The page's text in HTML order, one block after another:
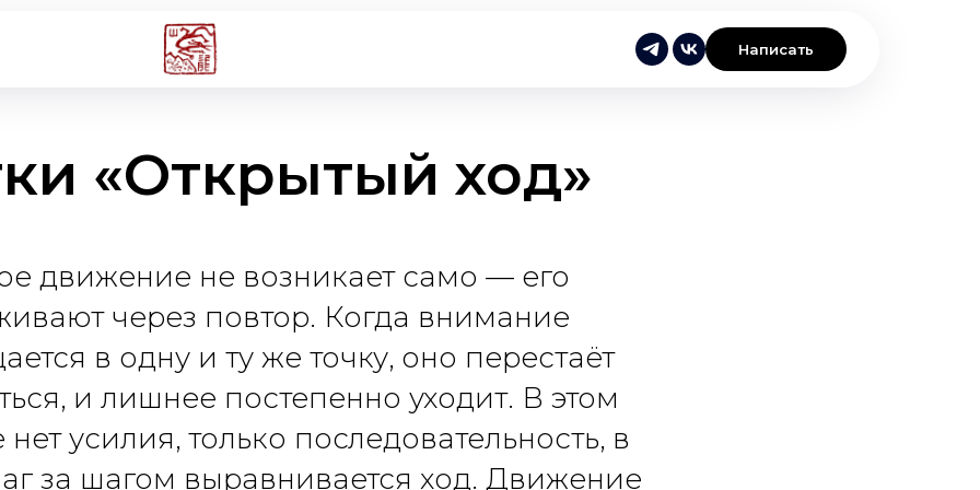
Написать
«Открытый ход»
движение не возникает само — его
через повтор. Когда внимание
в одну и ту же точку, оно перестаёт
и лишнее постепенно уходит. В этом
усилия, только последовательность, в
за шагом выравнивается ход. Движение